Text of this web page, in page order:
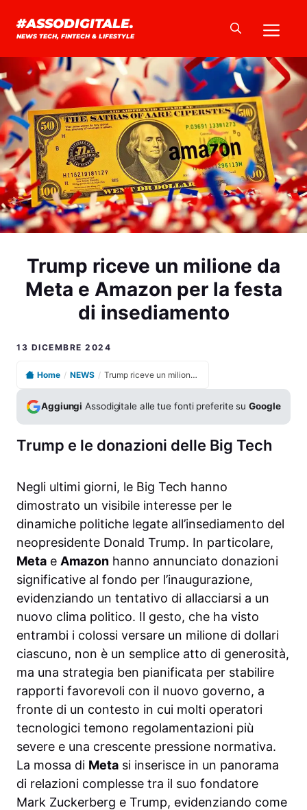
#ASSODIGITALE.
NEWS TECH, FINTECH & LIFESTYLE
Trump riceve un milione da
Meta e Amazon per la festa
di insediamento
13 DICEMBRE 2024
Home / NEWS / Trump riceve un milione da Meta e Amazon per la festa di insediamento
Aggiungi Assodigitale alle tue fonti preferite suGoogle
Trump e le donazioni delle Big Tech
Negli ultimi giorni, le Big Tech hanno
dimostrato un visibile interesse per le
dinamiche politiche legate all’insediamento del
neopresidente Donald Trump. In particolare,
Meta e Amazon hanno annunciato donazioni
significative al fondo per l’inaugurazione,
evidenziando un tentativo di allacciarsi a un
nuovo clima politico. Il gesto, che ha visto
entrambi i colossi versare un milione di dollari
ciascuno, non è un semplice atto di generosità,
ma una strategia ben pianificata per stabilire
rapporti favorevoli con il nuovo governo, a
fronte di un contesto in cui molti operatori
tecnologici temono regolamentazioni più
severe e una crescente pressione normativa.
La mossa di Meta si inserisce in un panorama
di relazioni complesse tra il suo fondatore
Mark Zuckerberg e Trump, evidenziando come